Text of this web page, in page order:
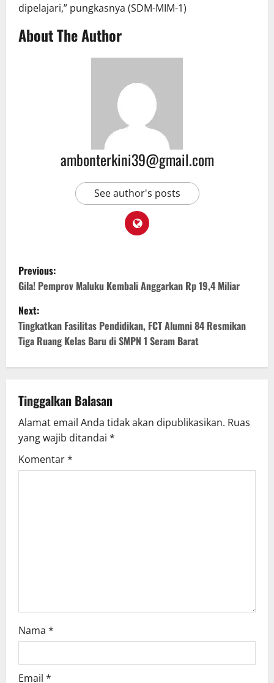
dipelajari,” pungkasnya (SDM-MIM-1)
About The Author
ambonterkini39@gmail.com
See author's posts
Previous:
Gila! Pemprov Maluku Kembali Anggarkan Rp 19,4 Miliar
Next:
Tingkatkan Fasilitas Pendidikan, FCT Alumni 84 Resmikan
Tiga Ruang Kelas Baru di SMPN 1 Seram Barat
Tinggalkan Balasan
Alamat email Anda tidak akan dipublikasikan. Ruas
yang wajib ditandai *
Komentar*
Nama *
Email *